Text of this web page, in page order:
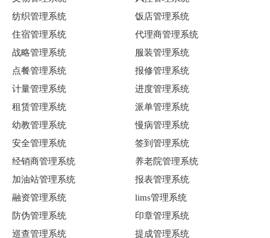
紧急报备管理系统
保险报备管理系统
林业报备管理系统
知识产权报备管理系统
报备数据存储管理系统
存档报备管理系统
财产报告管理系统
报备事项管理系统
安全报备管理系统
报备信息记录管理系统
纺织管理系统
饭店管理系统
住宿管理系统
代理商管理系统
战略管理系统
服装管理系统
点餐管理系统
报修管理系统
计量管理系统
进度管理系统
租赁管理系统
派单管理系统
幼教管理系统
慢病管理系统
安全管理系统
签到管理系统
经销商管理系统
养老院管理系统
加油站管理系统
报表管理系统
融资管理系统
lims管理系统
防伪管理系统
印章管理系统
巡查管理系统
提成管理系统